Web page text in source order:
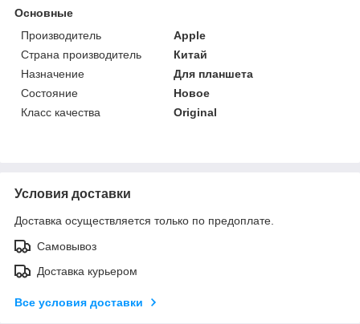
Основные
Производитель
Apple
Страна производитель
Китай
Назначение
Для планшета
Состояние
Новое
Класс качества
Original
Условия доставки
Доставка осуществляется только по предоплате.
Самовывоз
Доставка курьером
Все условия доставки